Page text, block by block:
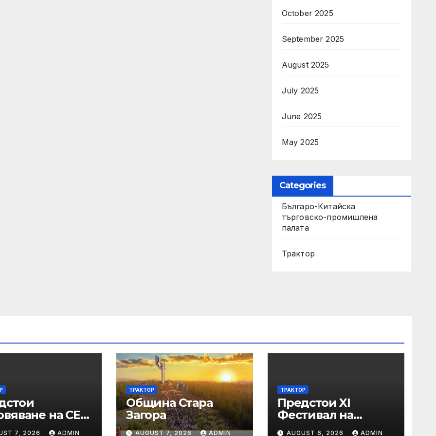
October 2025
September 2025
August 2025
July 2025
June 2025
May 2025
Categories
Българо-Китайска
търговско-промишлена
палата
Трактор
на СЕУ:
ще бъде
7, 2026 ADMIN
ТРАКТОР
Община Стара
Загора
AUGUST 7, 2026 ADMIN
ТРАКТОР
Предстои XI
Фестивал на
средновековните
AUGUST 6, 2026 ADMIN